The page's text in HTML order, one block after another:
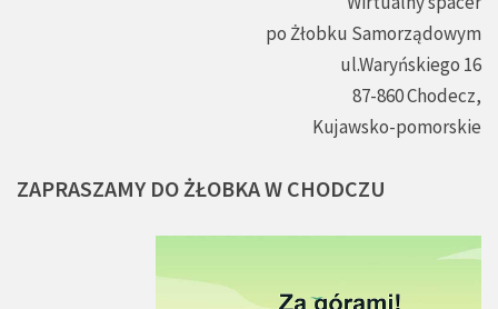
po Żłobku Samorządowym
ul.Waryńskiego 16
87-860 Chodecz,
Kujawsko-pomorskie
ZAPRASZAMY DO ŻŁOBKAW CHODCZU